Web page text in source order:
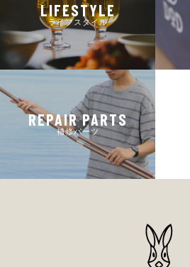
LIFESTYLE
ライフスタイル
REPAIR PARTS
補修パーツ